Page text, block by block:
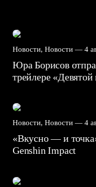
Новости, Новости — 4
Юра Борисов
трейлере
Новости, Новости — 4
«Вкусно — и
Genshin Impact⁠⁠